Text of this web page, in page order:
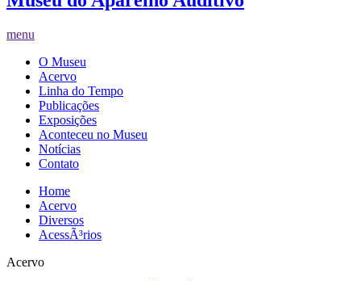
menu
O Museu
Acervo
Linha do Tempo
Publicações
Exposições
Aconteceu no Museu
Notícias
Contato
Home
Acervo
Diversos
AcessÃ³rios
Acervo